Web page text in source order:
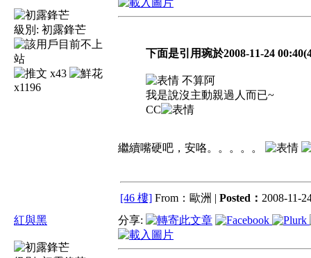
級別: 初露鋒芒
x43
x1196
下面是引用琬於2008-11-24
不算阿
我是說沒主動親過人而已~
CC
繼續嘴硬吧，安咯。。。。。
[46 樓] From：歐洲 | Posted： 2008-11-
紅與黑
分享: